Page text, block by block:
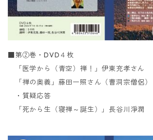
■第②巻・DVD４枚
「医学から（青空）禅！」伊東充孝さん
「禅の奥義」藤田一照さん（曹洞宗僧侶）
・質疑応答
「死から生（寝禅～誕生）」長谷川淨潤